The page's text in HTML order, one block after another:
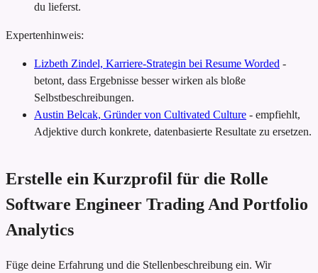
du lieferst.
Expertenhinweis:
Lizbeth Zindel, Karriere-Strategin bei Resume Worded -
betont, dass Ergebnisse besser wirken als bloße
Selbstbeschreibungen.
Austin Belcak, Gründer von Cultivated Culture - empfiehlt,
Adjektive durch konkrete, datenbasierte Resultate zu ersetzen.
Erstelle ein Kurzprofil für die Rolle
Software Engineer Trading And Portfolio
Analytics
Füge deine Erfahrung und die Stellenbeschreibung ein. Wir